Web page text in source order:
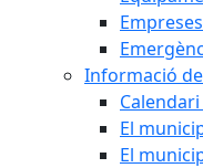
Informació
El
El